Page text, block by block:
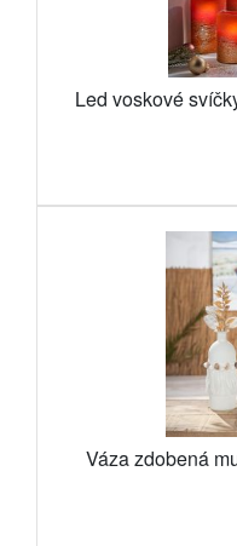
Led voskové
Váza zdobená